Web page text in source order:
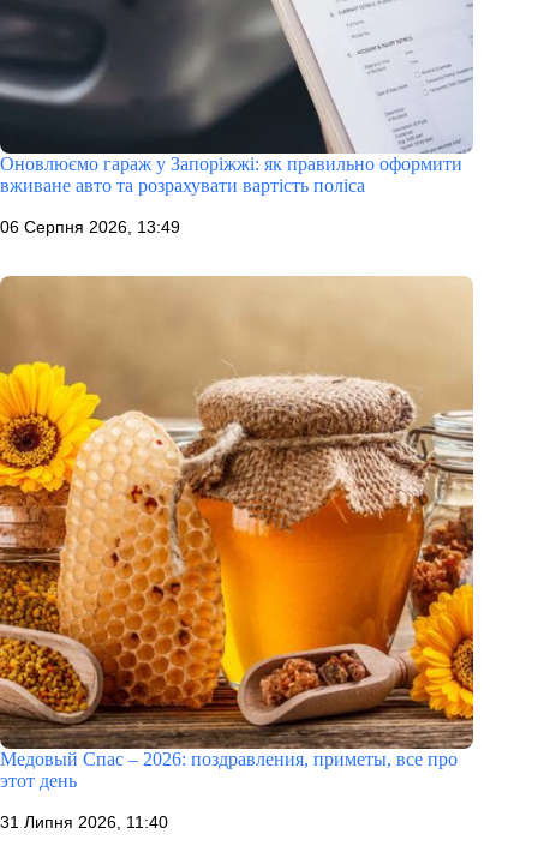
Оновлюємо гараж у Запоріжжі: як правильно оформити
вживане авто та розрахувати вартість поліса
06 Серпня 2026, 13:49
Медовый Спас – 2026: поздравления, приметы, все про
этот день
31 Липня 2026, 11:40